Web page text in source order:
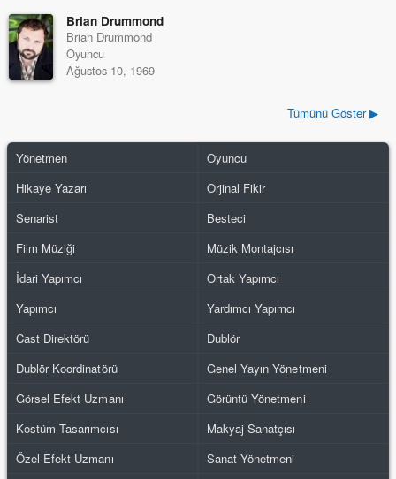
Brian Drummond
Brian Drummond
Oyuncu
Ağustos 10, 1969
Tümünü Göster ▶
Yönetmen
Oyuncu
Hikaye Yazarı
Orjinal Fikir
Senarist
Besteci
Film Müziği
Müzik Montajcısı
İdari Yapımcı
Ortak Yapımcı
Yapımcı
Yardımcı Yapımcı
Cast Direktörü
Dublör
Dublör Koordinatörü
Genel Yayın Yönetmeni
Görsel Efekt Uzmanı
Görüntü Yönetmeni
Kostüm Tasarımcısı
Makyaj Sanatçısı
Özel Efekt Uzmanı
Sanat Yönetmeni